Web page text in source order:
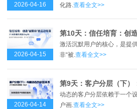
2026-04-16
化路. 查看全文>>
2026-04-15
第10天：信任培育：创
激活沉默用户的核心，是提
非“被.查看全文>>
2026-04-14
第9天：客户分层（下）
动态的客户分层依赖于一个
户画. 查看全文>>